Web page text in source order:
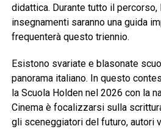
didattica. Durante tutto il
insegnamenti saranno una guida
frequenterà questo triennio.
Esistono svariate e blasonate
panorama italiano. In questo
la Scuola Holden nel 2026 con la
Cinema è focalizzarsi sulla
gli sceneggiatori del futuro, autori